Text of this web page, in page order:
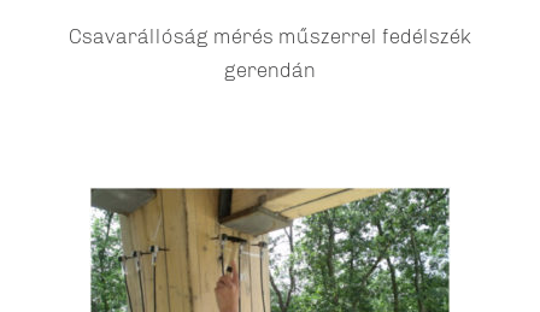
Csavarállóság mérés műszerrel fedélszék
gerendán